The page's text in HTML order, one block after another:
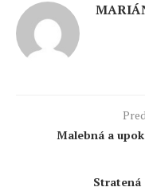
Malebná a
Stratená